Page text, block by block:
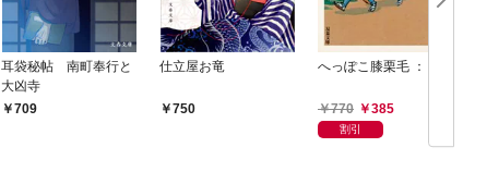
耳袋秘帖 南町奉行と
大凶寺
709
仕立屋お竜
750
へっぽこ膝栗毛 ： 1
770 385
割引